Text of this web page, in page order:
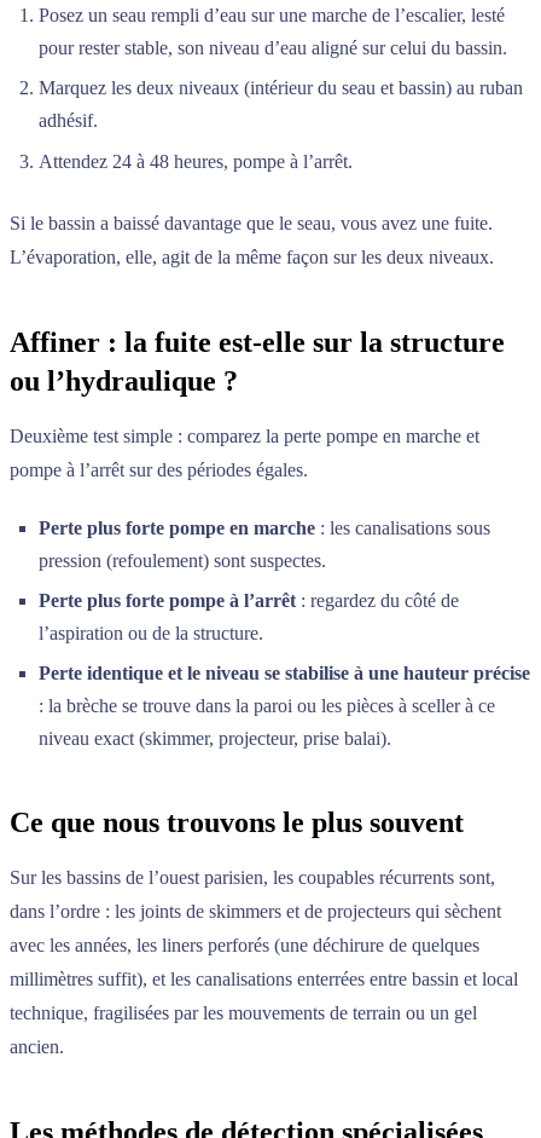
Posez un seau rempli d’eau sur une marche de l’escalier, lesté
pour rester stable, son niveau d’eau aligné sur celui du bassin.
Marquez les deux niveaux (intérieur du seau et bassin) au ruban
adhésif.
Attendez 24 à 48 heures, pompe à l’arrêt.
Si le bassin a baissé davantage que le seau, vous avez une fuite.
L’évaporation, elle, agit de la même façon sur les deux niveaux.
Affiner : la fuite est-elle sur la structure
ou l’hydraulique ?
Deuxième test simple : comparez la perte pompe en marche et
pompe à l’arrêt sur des périodes égales.
Perte plus forte pompe en marche : les canalisations sous
pression (refoulement) sont suspectes.
Perte plus forte pompe à l’arrêt : regardez du côté de
l’aspiration ou de la structure.
Perte identique et le niveau se stabilise à une hauteur précise
: la brèche se trouve dans la paroi ou les pièces à sceller à ce
niveau exact (skimmer, projecteur, prise balai).
Ce que nous trouvons le plus souvent
Sur les bassins de l’ouest parisien, les coupables récurrents sont,
dans l’ordre : les joints de skimmers et de projecteurs qui sèchent
avec les années, les liners perforés (une déchirure de quelques
millimètres suffit), et les canalisations enterrées entre bassin et local
technique, fragilisées par les mouvements de terrain ou un gel
ancien.